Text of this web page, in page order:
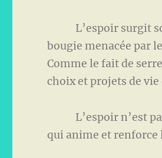
L’espoir surgit
bougie menacée par
Comme le fait de
choix et projets de
L’espoir n’est pas
qui anime et renforce